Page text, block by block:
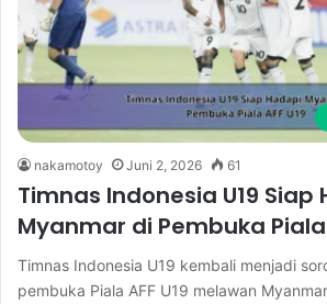
nakamotoy Juni 2, 2026 61
Timnas Indonesia U19 Siap
Myanmar di Pembuka Piala
Timnas Indonesia U19 kembali menjadi
pembuka Piala AFF U19 melawan